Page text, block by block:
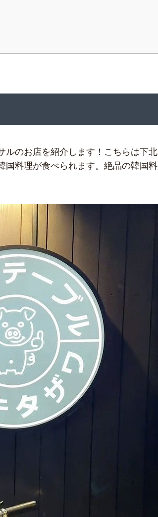
ルのお店を紹介します！こちらは下北
国料理が食べられます。絶品の韓国料